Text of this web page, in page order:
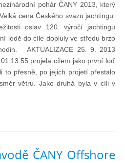
pohár ČANY 2013, který
cena Českého svazu jachtingu.
oslav 120. výročí jachtingu
lodě do cíle dopluly ve středu brzo
AKTUALIZACE 25. 9. 2013
projela cílem jako první loď
to přesně, po jejich projetí přestalo
větru. Jako druhá byla v cíli v
ČANY Offshore